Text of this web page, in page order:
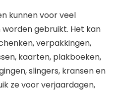
kunnen voor veel
gebruikt. Het kan
verpakkingen,
kaarten, plakboeken,
slingers, kransen en
ze voor verjaardagen,